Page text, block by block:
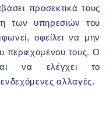
προσεκτικά τους
των υπηρεσιών του
οφείλει να μην
περιεχομένου τους. Ο
να ελέγχει το
αλλαγές.